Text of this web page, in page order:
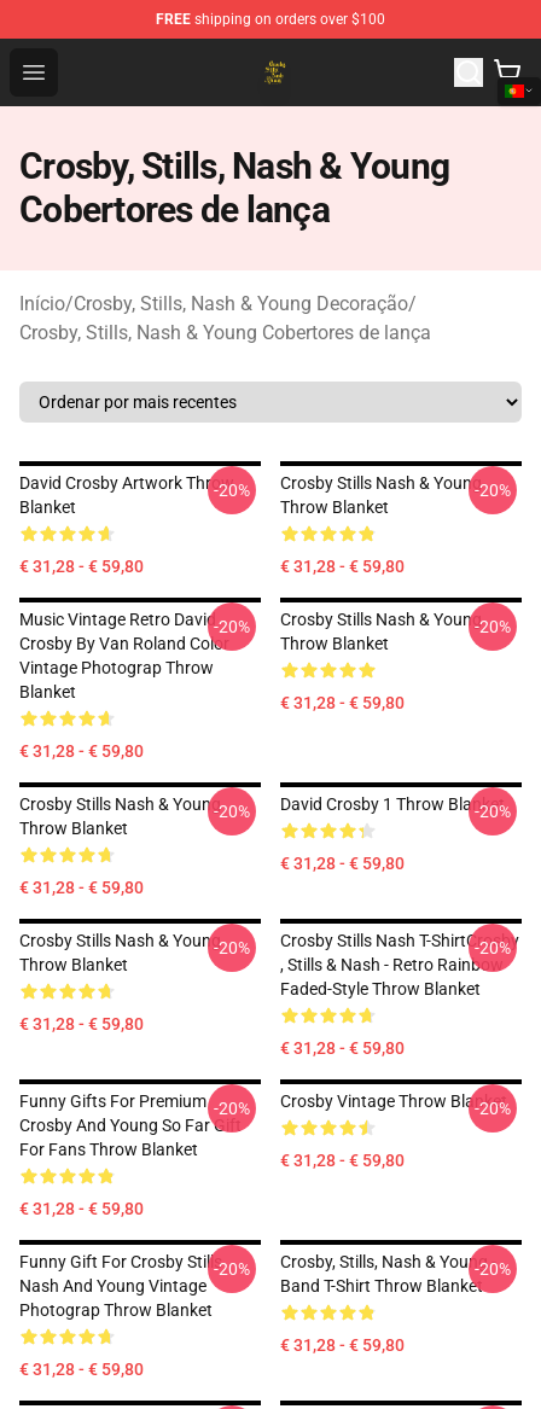
FREE shipping on orders over $100
Open menu
Crosby, Stills, Nash & Young Store - Official Crosby,
Crosby, Stills, Nash & Young
Cobertores de lança
Início/Crosby, Stills, Nash & Young Decoração/
Crosby, Stills, Nash & Young Cobertores de lança
David Crosby Artwork Throw
Blanket
€ 31,28 - € 59,80
-20%
Crosby Stills Nash & Young
Throw Blanket
€ 31,28 - € 59,80
-20%
Music Vintage Retro David
Crosby By Van Roland Color
Vintage Photograp Throw
Blanket
€ 31,28 - € 59,80
-20%
Crosby Stills Nash & Young
Throw Blanket
€ 31,28 - € 59,80
-20%
Crosby Stills Nash & Young
Throw Blanket
€ 31,28 - € 59,80
-20% David Crosby 1 Throw Blanket
€ 31,28 - € 59,80
-20%
Crosby Stills Nash & Young
Throw Blanket
€ 31,28 - € 59,80
-20%
Crosby Stills Nash T-ShirtCrosby
, Stills & Nash - Retro Rainbow
Faded-Style Throw Blanket
€ 31,28 - € 59,80
-20%
Funny Gifts For Premium
Crosby And Young So Far Gift
For Fans Throw Blanket
€ 31,28 - € 59,80
-20% Crosby Vintage Throw Blanket
€ 31,28 - € 59,80
-20%
Funny Gift For Crosby Stills
Nash And Young Vintage
Photograp Throw Blanket
€ 31,28 - € 59,80
-20%
Crosby, Stills, Nash & Young -
Band T-Shirt Throw Blanket
€ 31,28 - € 59,80
-20%